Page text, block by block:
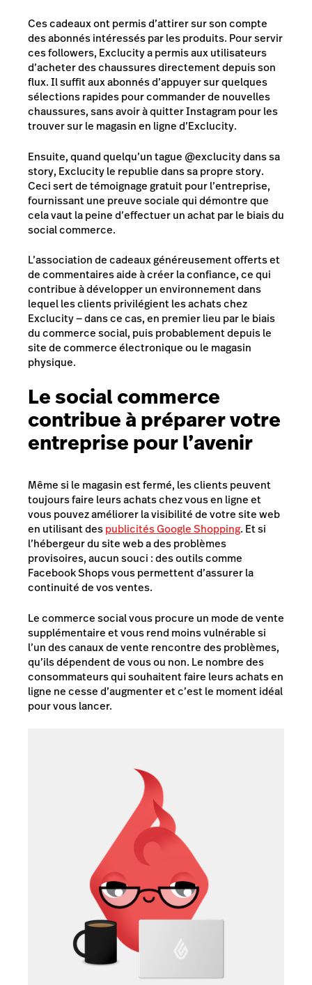
Ces cadeaux ont permis d’attirer sur son compte
des abonnés intéressés par les produits. Pour servir
ces followers, Exclucity a permis aux utilisateurs
d’acheter des chaussures directement depuis son
flux. Il suffit aux abonnés d’appuyer sur quelques
sélections rapides pour commander de nouvelles
chaussures, sans avoir à quitter Instagram pour les
trouver sur le magasin en ligne d’Exclucity.
Ensuite, quand quelqu’un tague @exclucity dans sa
story, Exclucity le republie dans sa propre story.
Ceci sert de témoignage gratuit pour l’entreprise,
fournissant une preuve sociale qui démontre que
cela vaut la peine d’effectuer un achat par le biais du
social commerce.
L’association de cadeaux généreusement offerts et
de commentaires aide à créer la confiance, ce qui
contribue à développer un environnement dans
lequel les clients privilégient les achats chez
Exclucity — dans ce cas, en premier lieu par le biais
du commerce social, puis probablement depuis le
site de commerce électronique ou le magasin
physique.
Le social commerce
contribue à préparer votre
entreprise pour l’avenir
Même si le magasin est fermé, les clients peuvent
toujours faire leurs achats chez vous en ligne et
vous pouvez améliorer la visibilité de votre site web
en utilisant despublicités Google Shopping. Et si
l’hébergeur du site web a des problèmes
provisoires, aucun souci : des outils comme
Facebook Shops vous permettent d’assurer la
continuité de vos ventes.
Le commerce social vous procure un mode de vente
supplémentaire et vous rend moins vulnérable si
l’un des canaux de vente rencontre des problèmes,
qu’ils dépendent de vous ou non. Le nombre des
consommateurs qui souhaitent faire leurs achats en
ligne ne cesse d’augmenter et c’est le moment idéal
pour vous lancer.